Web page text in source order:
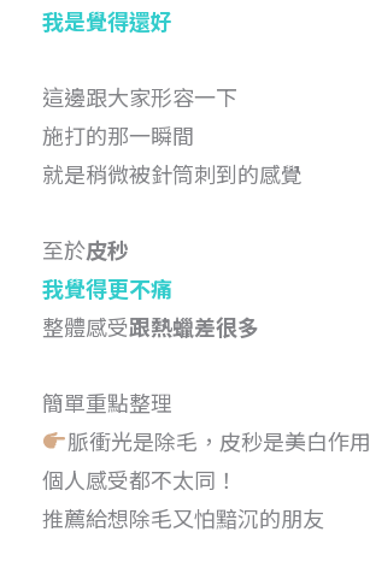
我是覺得還好
這邊跟大家形容一下
施打的那一瞬間
就是稍微被針筒刺到的感覺
至於皮秒
我覺得更不痛
整體感受跟熱蠟差很多
簡單重點整理
脈衝光是除毛，皮秒是美白作用
個人感受都不太同！
推薦給想除毛又怕黯沉的朋友